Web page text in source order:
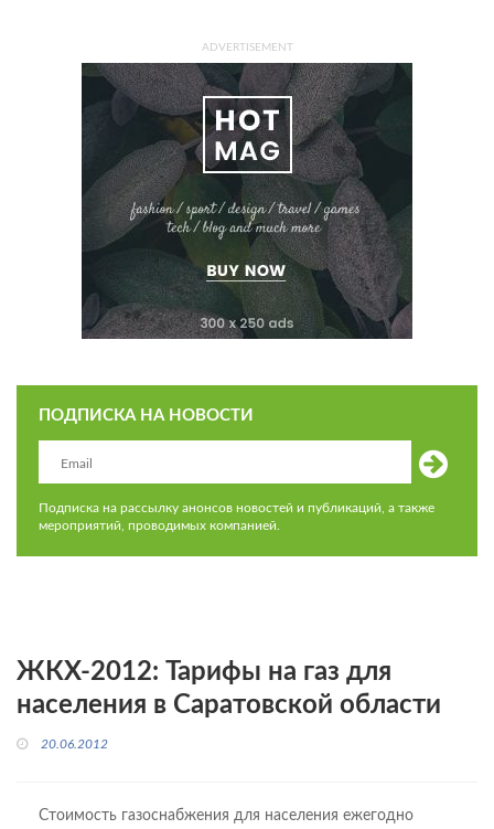
ADVERTISEMENT
ПОДПИСКА НА НОВОСТИ
Подписка на рассылку анонсов новостей и публикаций, а также
мероприятий, проводимых компанией.
ЖКХ-2012: Тарифы на газ для
населения в Саратовской области
20.06.2012
Стоимость газоснабжения для населения ежегодно